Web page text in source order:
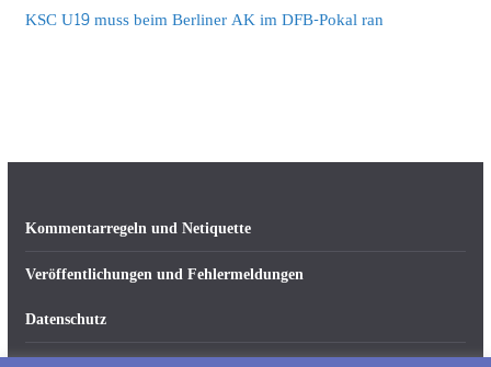
KSC U19 muss beim Berliner AK im DFB-Pokal ran
Kommentarregeln und Netiquette
Veröffentlichungen und Fehlermeldungen
Datenschutz